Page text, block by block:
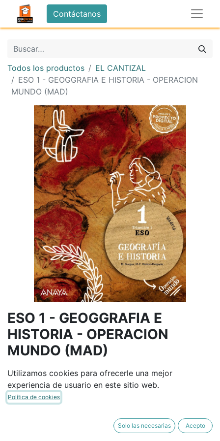
Contáctanos
Todos los productos
EL CANTIZAL
ESO 1 - GEOGGRAFIA E HISTORIA - OPERACION
MUNDO (MAD)
ESO 1 - GEOGGRAFIA E
HISTORIA - OPERACION
MUNDO (MAD)
ANAYA 9788414308226 (8414308228)
(0 reseña)
47,46€ 55,84
Utilizamos cookies para ofrecerle una mejor
experiencia de usuario en este sitio web.
Política de cookies
Solo las necesarias Acepto